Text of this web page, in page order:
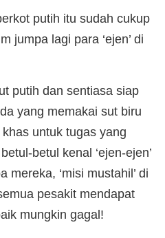
putih itu sudah cukup
jumpa lagi para ‘ejen’ di
putih dan sentiasa siap
yang memakai sut biru
untuk tugas yang
betul kenal ‘ejen-ejen’
mereka, ‘misi mustahil’ di
pesakit mendapat
mungkin gagal!